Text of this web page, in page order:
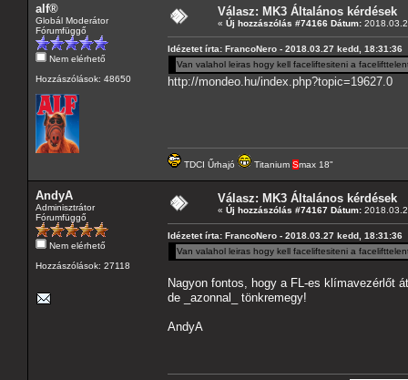
alf®
Globál Moderátor
Fórumfüggő
Nem elérhető
Hozzászólások: 48650
Válasz: MK3 Általános kérdések
« Új hozzászólás #74166 Dátum:
Idézetet írta: FrancoNero - 2018.03.27 kedd, 18:31:36
Van valahol leiras hogy kell faceliftesiteni a
http://mondeo.hu/index.php?topic=19627.0
TDCI Űrhajó Titanium Smax 18"
AndyA
Adminisztrátor
Fórumfüggő
Nem elérhető
Hozzászólások: 27118
Válasz: MK3 Általános kérdések
« Új hozzászólás #74167 Dátum:
Idézetet írta: FrancoNero - 2018.03.27 kedd, 18:31:36
Van valahol leiras hogy kell faceliftesiteni a
Nagyon fontos, hogy a FL-es klímavezérlőt
de _azonnal_ tönkremegy!
AndyA